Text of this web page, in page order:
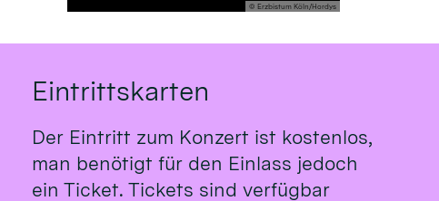
© Erzbistum Köln/Hordys
Eintrittskarten
Der Eintritt zum Konzert ist kostenlos,
man benötigt für den Einlass jedoch
ein Ticket. Tickets sind verfügbar